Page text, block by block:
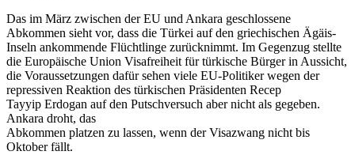
Das im März zwischen der EU und Ankara geschlossene
Abkommen sieht vor, dass die Türkei auf den griechischen Ägäis-
Inseln ankommende Flüchtlinge zurücknimmt. Im Gegenzug stellte
die Europäische Union Visafreiheit für türkische Bürger in Aussicht,
die Voraussetzungen dafür sehen viele EU-Politiker wegen der
repressiven Reaktion des türkischen Präsidenten Recep
Tayyip Erdogan auf den Putschversuch aber nicht als gegeben.
Ankara droht, das
Abkommen platzen zu lassen, wenn der Visazwang nicht bis
Oktober fällt.